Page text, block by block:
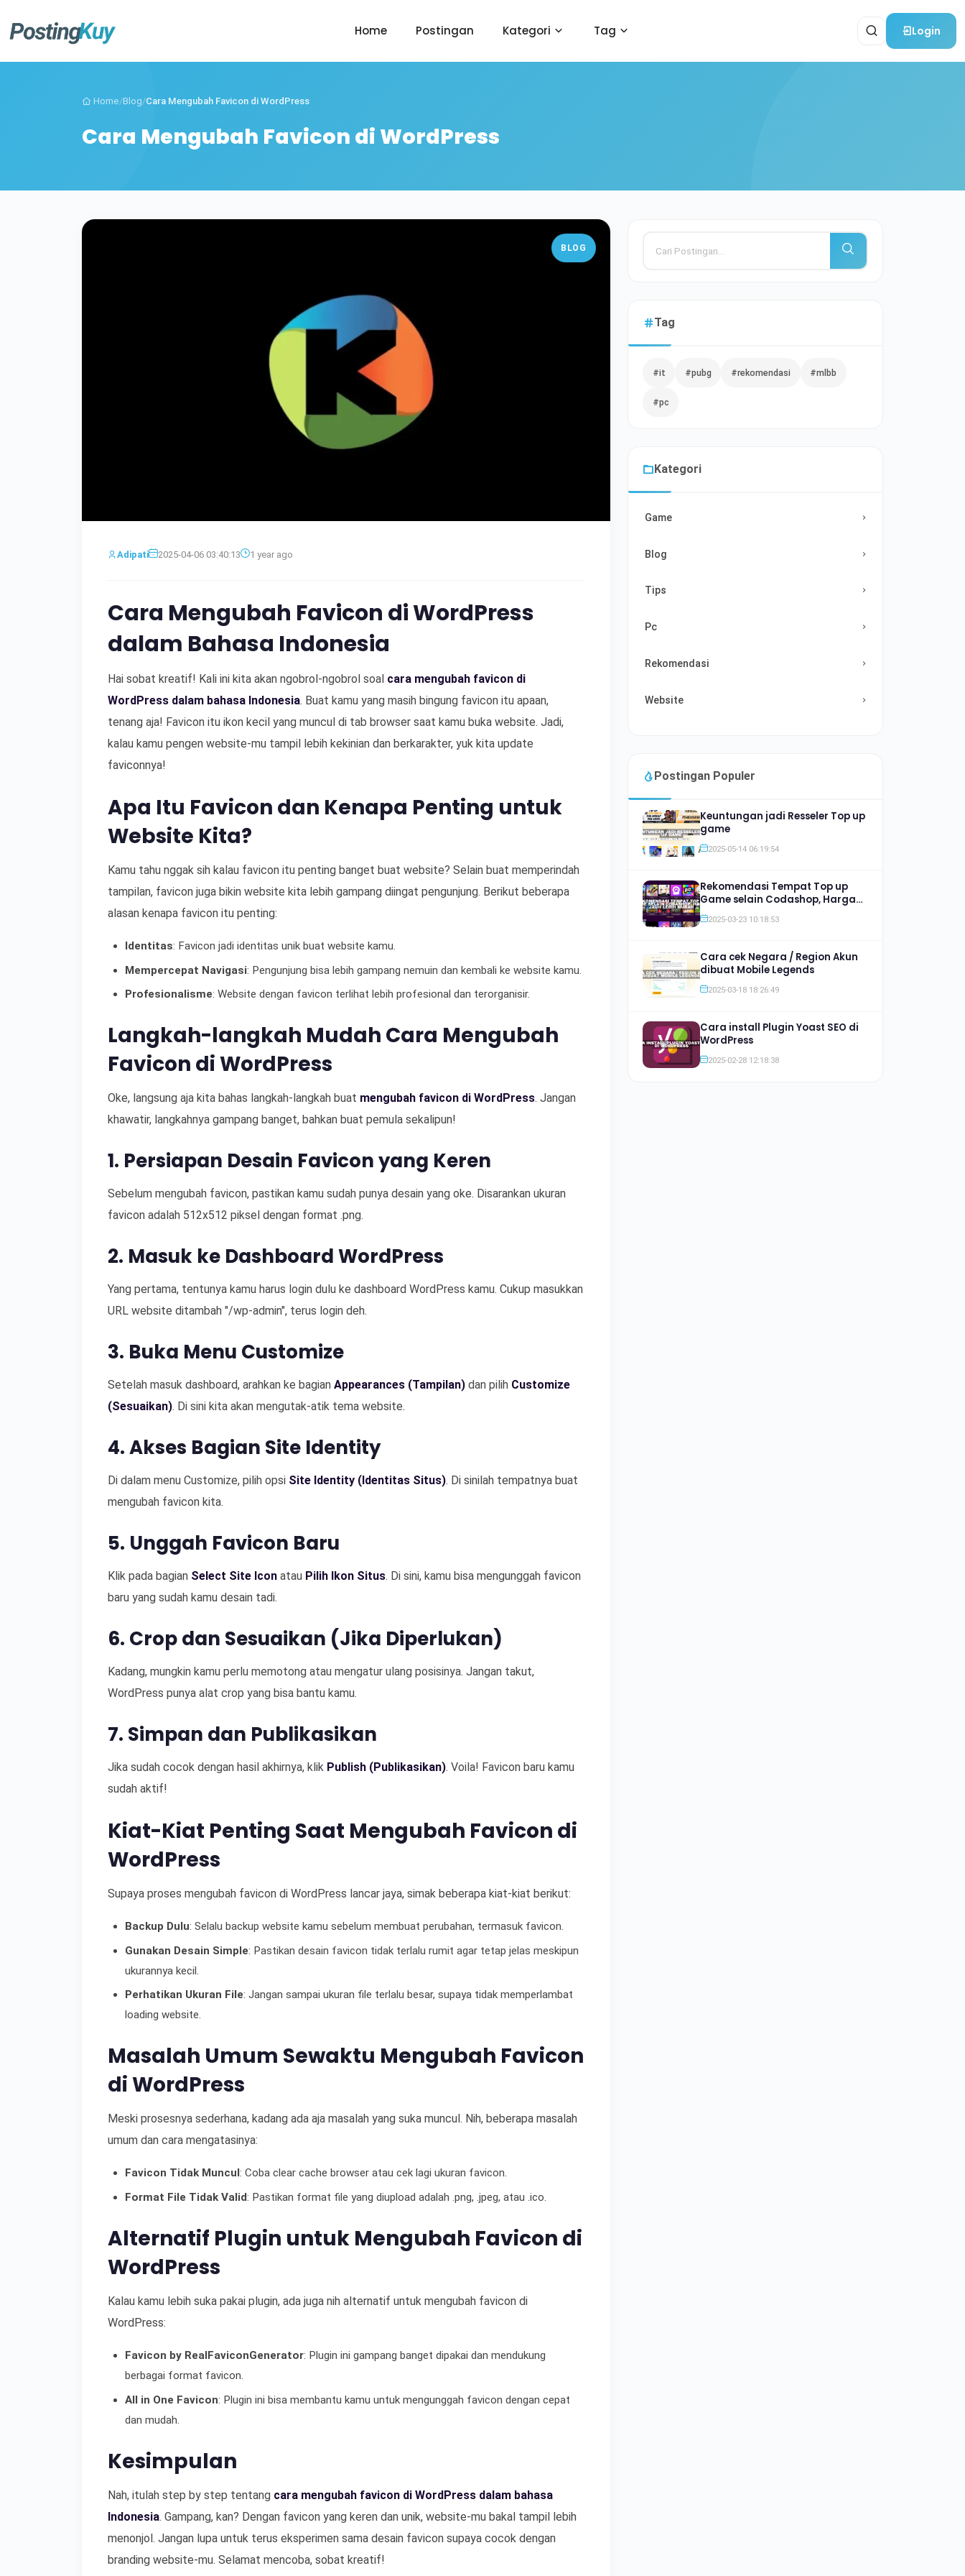
Home Postingan Kategori Tag Login
Home/Blog/Cara Mengubah Favicon di WordPress
Cara Mengubah Favicon di WordPress
BLOG
Adipati 2025-04-06 03:40:13 1 year ago
Cara Mengubah Favicon di WordPress
dalam Bahasa Indonesia
Hai sobat kreatif! Kali ini kita akan ngobrol-ngobrol soal cara mengubah favicon di
WordPress dalam bahasa Indonesia. Buat kamu yang masih bingung favicon itu apaan,
tenang aja! Favicon itu ikon kecil yang muncul di tab browser saat kamu buka website. Jadi,
kalau kamu pengen website-mu tampil lebih kekinian dan berkarakter, yuk kita update
faviconnya!
Apa Itu Favicon dan Kenapa Penting untuk
Website Kita?
Kamu tahu nggak sih kalau favicon itu penting banget buat website? Selain buat memperindah
tampilan, favicon juga bikin website kita lebih gampang diingat pengunjung. Berikut beberapa
alasan kenapa favicon itu penting:
Identitas: Favicon jadi identitas unik buat website kamu.
Mempercepat Navigasi: Pengunjung bisa lebih gampang nemuin dan kembali ke website kamu.
Profesionalisme: Website dengan favicon terlihat lebih profesional dan terorganisir.
Langkah-langkah Mudah Cara Mengubah
Favicon di WordPress
Oke, langsung aja kita bahas langkah-langkah buat mengubah favicon di WordPress. Jangan
khawatir, langkahnya gampang banget, bahkan buat pemula sekalipun!
1. Persiapan Desain Favicon yang Keren
Sebelum mengubah favicon, pastikan kamu sudah punya desain yang oke. Disarankan ukuran
favicon adalah 512x512 piksel dengan format .png.
2. Masuk ke Dashboard WordPress
Yang pertama, tentunya kamu harus login dulu ke dashboard WordPress kamu. Cukup masukkan
URL website ditambah "/wp-admin", terus login deh.
3. Buka Menu Customize
Setelah masuk dashboard, arahkan ke bagian Appearances (Tampilan) dan pilih Customize
(Sesuaikan). Di sini kita akan mengutak-atik tema website.
4. Akses Bagian Site Identity
Di dalam menu Customize, pilih opsi Site Identity (Identitas Situs). Di sinilah tempatnya buat
mengubah favicon kita.
5. Unggah Favicon Baru
Klik pada bagian Select Site Icon atau Pilih Ikon Situs. Di sini, kamu bisa mengunggah favicon
baru yang sudah kamu desain tadi.
6. Crop dan Sesuaikan (Jika Diperlukan)
Kadang, mungkin kamu perlu memotong atau mengatur ulang posisinya. Jangan takut,
WordPress punya alat crop yang bisa bantu kamu.
7. Simpan dan Publikasikan
Jika sudah cocok dengan hasil akhirnya, klik Publish (Publikasikan). Voila! Favicon baru kamu
sudah aktif!
Kiat-Kiat Penting Saat Mengubah Favicon di
WordPress
Supaya proses mengubah favicon di WordPress lancar jaya, simak beberapa kiat-kiat berikut:
Backup Dulu: Selalu backup website kamu sebelum membuat perubahan, termasuk favicon.
Gunakan Desain Simple: Pastikan desain favicon tidak terlalu rumit agar tetap jelas meskipun
ukurannya kecil.
Perhatikan Ukuran File: Jangan sampai ukuran file terlalu besar, supaya tidak memperlambat
loading website.
Masalah Umum Sewaktu Mengubah Favicon
di WordPress
Meski prosesnya sederhana, kadang ada aja masalah yang suka muncul. Nih, beberapa masalah
umum dan cara mengatasinya:
Favicon Tidak Muncul : Coba clear cache browser atau cek lagi ukuran favicon.
Format File Tidak Valid: Pastikan format file yang diupload adalah .png, .jpeg, atau .ico.
Alternatif Plugin untuk Mengubah Favicon di
WordPress
Kalau kamu lebih suka pakai plugin, ada juga nih alternatif untuk mengubah favicon di
WordPress:
Favicon by RealFaviconGenerator: Plugin ini gampang banget dipakai dan mendukung
berbagai format favicon.
All in One Favicon: Plugin ini bisa membantu kamu untuk mengunggah favicon dengan cepat
dan mudah.
Kesimpulan
Nah, itulah step by step tentang cara mengubah favicon di WordPress dalam bahasa
Indonesia. Gampang, kan? Dengan favicon yang keren dan unik, website-mu bakal tampil lebih
menonjol. Jangan lupa untuk terus eksperimen sama desain favicon supaya cocok dengan
branding website-mu. Selamat mencoba, sobat kreatif!
Tag
#it #pubg #rekomendasi #mlbb
#pc
Kategori
Game
Blog
Tips
Pc
Rekomendasi
Website
Postingan Populer
Keuntungan jadi Resseler Top up
game
2025-05-14 06:19:54
Rekomendasi Tempat Top up
Game selain Codashop, Harga
Jauh lebih Murah
2025-03-23 10:18:53
Cara cek Negara / Region Akun
dibuat Mobile Legends
2025-03-18 18:26:49
Cara install Plugin Yoast SEO di
WordPress
2025-02-28 12:18:38